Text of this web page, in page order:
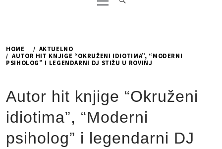
Menu
HOME
AKTUELNO
AUTOR HIT KNJIGE “OKRUŽENI IDIOTIMA”, “MODERNI
PSIHOLOG” I LEGENDARNI DJ STIŽU U ROVINJ
Autor hit knjige “Okruženi
idiotima”, “Moderni
psiholog” i legendarni DJ